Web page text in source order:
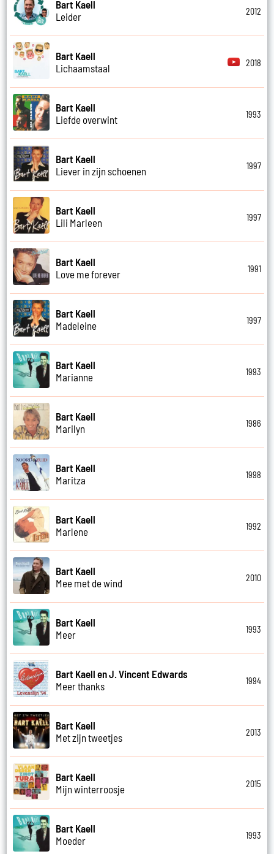
Bart Kaell
Leider
2012
Bart Kaell
Lichaamstaal
2018
Bart Kaell
Liefde overwint
1993
Bart Kaell
Liever in zijn schoenen
1997
Bart Kaell
Lili Marleen
1997
Bart Kaell
Love me forever
1991
Bart Kaell
Madeleine
1997
Bart Kaell
Marianne
1993
Bart Kaell
Marilyn
1986
Bart Kaell
Maritza
1998
Bart Kaell
Marlene
1992
Bart Kaell
Mee met de wind
2010
Bart Kaell
Meer
1993
Bart Kaell en J. Vincent Edwards
Meer thanks
1994
Bart Kaell
Met zijn tweetjes
2013
Bart Kaell
Mijn winterroosje
2015
Bart Kaell
Moeder
1993